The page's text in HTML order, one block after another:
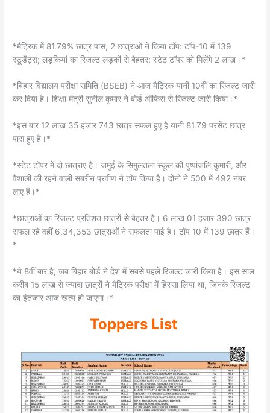
*मैट्रिक में 81.79% छात्र पास, 2 छात्राओं ने किया टॉप: टॉप-10 में 139
स्टूडेंट्स; लड़कियां का रिजल्ट लड़कों से बेहतर; स्टेट टॉपर को मिलेंगे 2 लाख।*
*बिहार विद्यालय परीक्षा समिति (BSEB) ने आज मैट्रिक यानी 10वीं का रिजल्ट जारी
कर दिया है। शिक्षा मंत्री सुनील कुमार ने बोर्ड ऑफिस से रिजल्ट जारी किया।*
*इस बार 12 लाख 35 हजार 743 छात्र सफल हुए है यानी 81.79 परसेंट छात्र
पास हुए है।*
*स्टेट टॉपर में दो छात्राएं हैं। जमुई के सिमुलतला स्कूल की पुष्पांजलि कुमारी, और
वैशाली की रहने वाली सबरीन प्रवीण ने टॉप किया है। दोनों ने 500 में 492 नंबर
लाए हैं।*
*छात्राओं का रिजल्ट प्रतिशत छात्रों से बेहतर है। 6 लाख 01 हजार 390 छात्र
सफल रहे वहीं 6,34,353 छात्राओं ने सफलता पाई है। टॉप 10 में 139 छात्र हैं।
*
*ये 8वीं बार है, जब बिहार बोर्ड ने देश में सबसे पहले रिजल्ट जारी किया है। इस साल
करीब 15 लाख से ज्यादा छात्रों ने मैट्रिक परीक्षा में हिस्सा लिया था, जिनके रिजल्ट
का इंतजार आज खत्म हो जाएगा।*
Toppers List